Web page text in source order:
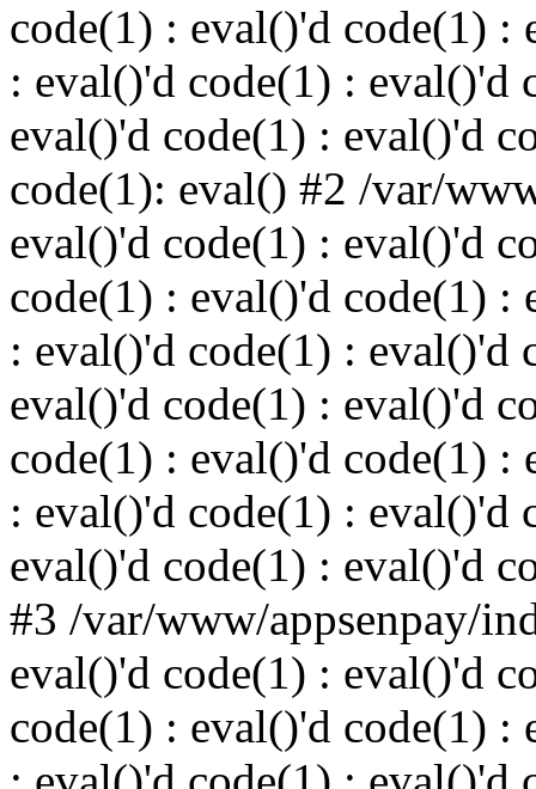
code(1) : eval()'d code(1) :
: eval()'d code(1) : eval()'d
eval()'d code(1) : eval()'d
code(1): eval() #2 /var/
eval()'d code(1) : eval()'d
code(1) : eval()'d code(1) :
: eval()'d code(1) : eval()'d
eval()'d code(1) : eval()'d
code(1) : eval()'d code(1) :
: eval()'d code(1) : eval()'d
eval()'d code(1) : eval()'d
#3 /var/www/appsenpay/
eval()'d code(1) : eval()'d
code(1) : eval()'d code(1) :